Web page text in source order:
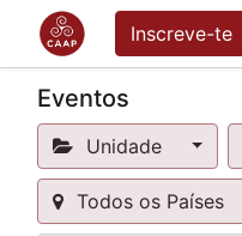
Inscreve-te
Eventos
Unidade
Todos os Países